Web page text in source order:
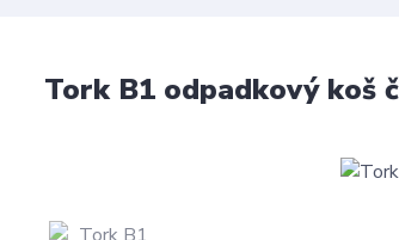
Tork B1 odpadkový koš